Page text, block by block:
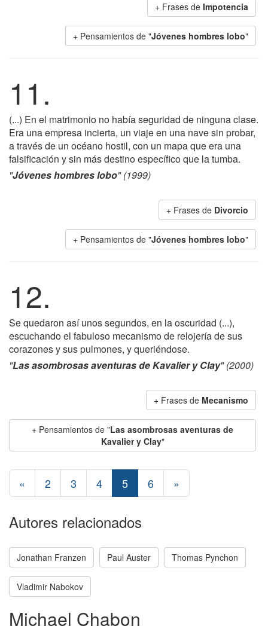
+ Frases de Impotencia
+ Pensamientos de "Jóvenes hombres lobo"
11.
(...) En el matrimonio no había seguridad de ninguna clase.
Era una empresa incierta, un viaje en una nave sin probar,
a través de un océano hostil, con un mapa que era una
falsificación y sin más destino específico que la tumba.
"Jóvenes hombres lobo" (1999)
+ Frases de Divorcio
+ Pensamientos de "Jóvenes hombres lobo"
12.
Se quedaron así unos segundos, en la oscuridad (...),
escuchando el fabuloso mecanismo de relojería de sus
corazones y sus pulmones, y queriéndose.
"Las asombrosas aventuras de Kavalier y Clay" (2000)
+ Frases de Mecanismo
+ Pensamientos de "Las asombrosas aventuras de
Kavalier y Clay"
« 2 3 4 5 6 »
Autores relacionados
Jonathan Franzen Paul Auster Thomas Pynchon
Vladimir Nabokov
Michael Chabon